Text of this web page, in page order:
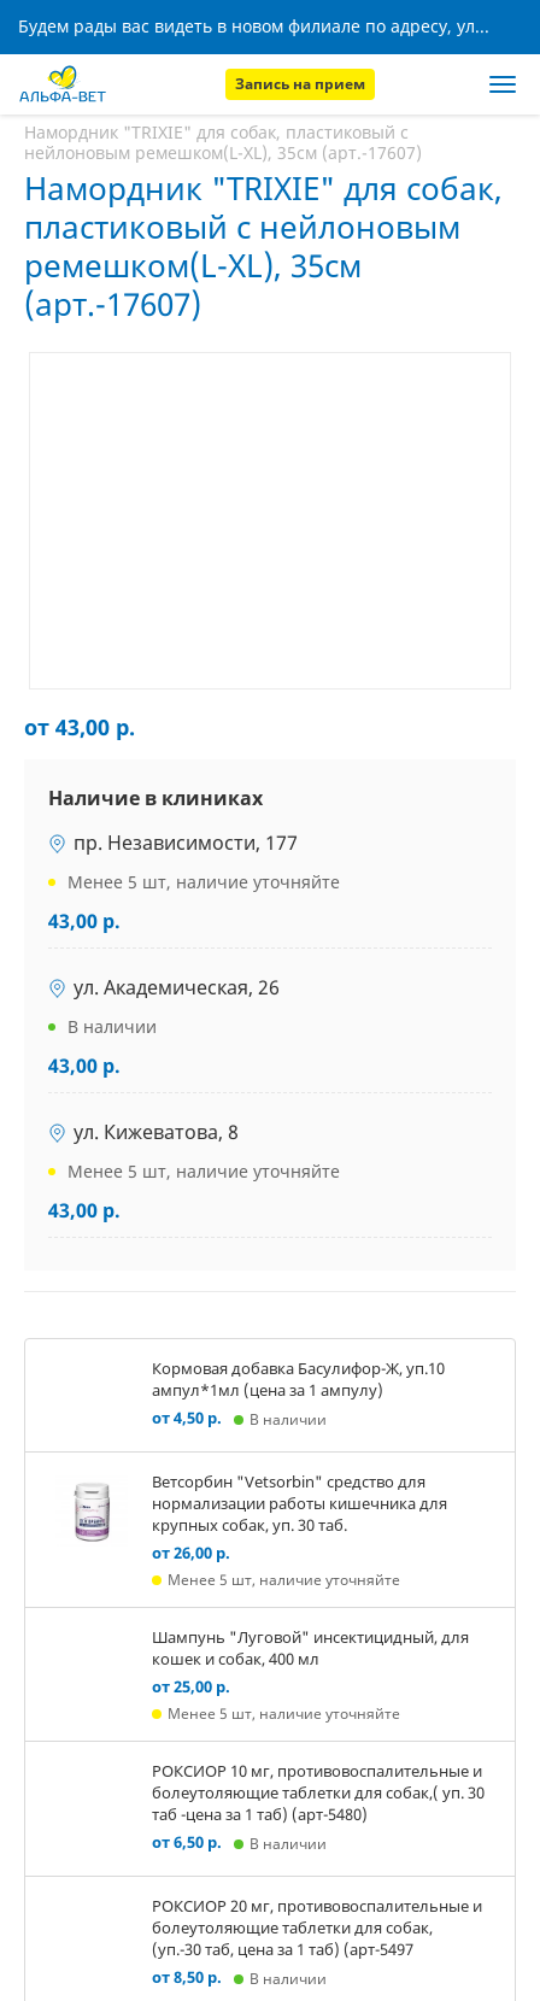
Будем рады вас видеть в новом филиале по адресу, ул. Кижеватова, 8!
Запись на прием
Главная
Намордник "TRIXIE" для собак, пластиковый с
нейлоновым ремешком(L-XL), 35см (арт.-17607)
Намордник "TRIXIE" для собак,
пластиковый с нейлоновым
ремешком(L-XL), 35см
(арт.-17607)
от 43,00 р.
Наличие в клиниках
пр. Независимости, 177
Менее 5 шт, наличие уточняйте
43,00 р.
ул. Академическая, 26
В наличии
43,00 р.
ул. Кижеватова, 8
Менее 5 шт, наличие уточняйте
43,00 р.
Кормовая добавка Басулифор-Ж, уп.10
ампул*1мл (цена за 1 ампулу)
от 4,50 р.
В наличии
Ветсорбин "Vetsorbin" средство для
нормализации работы кишечника для
крупных собак, уп. 30 таб.
от 26,00 р.
Менее 5 шт, наличие уточняйте
Шампунь "Луговой" инсектицидный, для
кошек и собак, 400 мл
от 25,00 р.
Менее 5 шт, наличие уточняйте
РОКСИОР 10 мг, противовоспалительные и
болеутоляющие таблетки для собак,( уп. 30
таб -цена за 1 таб) (арт-5480)
от 6,50 р.
В наличии
РОКСИОР 20 мг, противовоспалительные и
болеутоляющие таблетки для собак,
(уп.-30 таб, цена за 1 таб) (арт-5497
от 8,50 р.
В наличии